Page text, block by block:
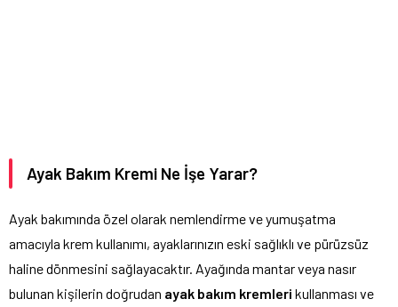
Ayak Bakım Kremi Ne İşe Yarar?
Ayak bakımında özel olarak nemlendirme ve yumuşatma
amacıyla krem kullanımı, ayaklarınızın eski sağlıklı ve pürüzsüz
haline dönmesini sağlayacaktır. Ayağında mantar veya nasır
bulunan kişilerin doğrudan ayak bakım kremleri kullanması ve